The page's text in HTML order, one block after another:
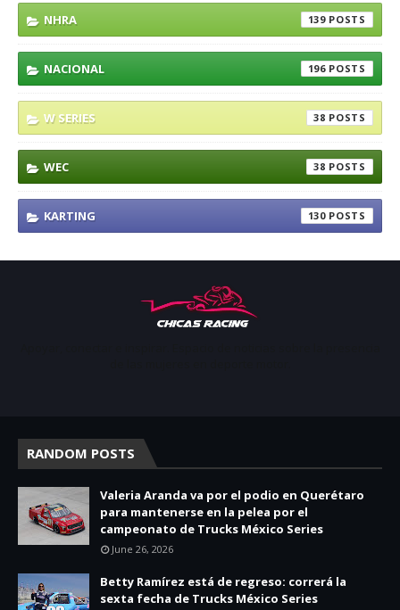
NHRA 139
NACIONAL 196
W SERIES 38
WEC 38
KARTING 130
RANDOM POSTS
Valeria Aranda va por el podio en Querétaro
para mantenerse en la pelea por el
campeonato de Trucks México Series
June 26, 2026
Betty Ramírez está de regreso: correrá la
sexta fecha de Trucks México Series